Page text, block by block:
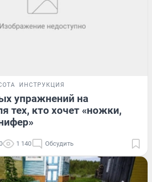
ИНСТРУКЦИЯ
упражнений на
тех, кто хочет «ножки,
1 140 Обсудить